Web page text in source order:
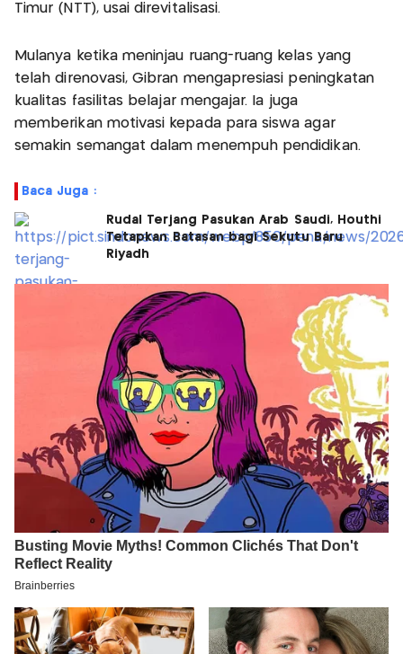
Timur (NTT), usai direvitalisasi.
Mulanya ketika meninjau ruang-ruang kelas yang
telah direnovasi, Gibran mengapresiasi peningkatan
kualitas fasilitas belajar mengajar. Ia juga
memberikan motivasi kepada para siswa agar
semakin semangat dalam menempuh pendidikan.
Baca Juga :
Rudal Terjang Pasukan Arab Saudi, Houthi
Tetapkan Batasan bagi Sekutu Baru
Riyadh